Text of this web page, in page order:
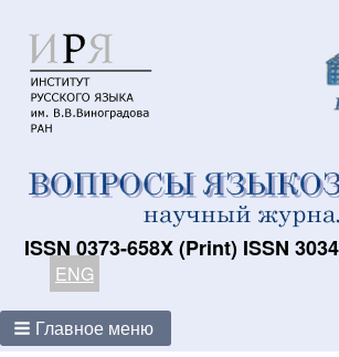
ISSN 0373-658X (Print) ISSN
ENG
Главное меню